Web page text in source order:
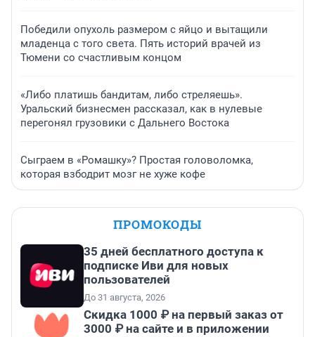
Победили опухоль размером с яйцо и вытащили
младенца с того света. Пять историй врачей из
Тюмени со счастливым концом
«Либо платишь бандитам, либо стреляешь».
Уральский бизнесмен рассказал, как в нулевые
перегонял грузовики с Дальнего Востока
Сыграем в «Ромашку»? Простая головоломка,
которая взбодрит мозг не хуже кофе
ПРОМОКОДЫ
35 дней бесплатного доступа к
подписке Иви для новых
пользователей
До 31 августа, 2026
Скидка 1000 ₽ на первый заказ от
3000 ₽ на сайте и в приложении